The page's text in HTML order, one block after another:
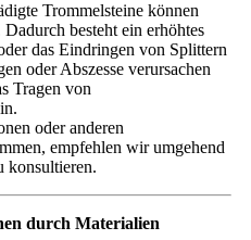
Trommelsteine können
besteht ein erhöhtes
das Eindringen von Splittern
oder Abszesse verursachen
Tragen von
oder anderen
empfehlen wir umgehend
konsultieren.
durch Materialien